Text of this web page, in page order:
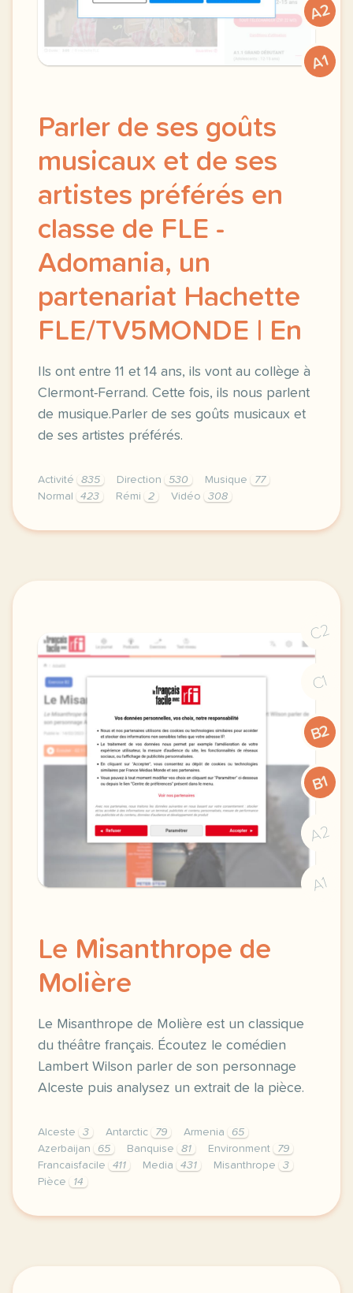
A2
A1
Parler de ses goûts
musicaux et de ses
artistes préférés en
classe de FLE -
Adomania, un
partenariat Hachette
FLE/TV5MONDE | En
Ils ont entre 11 et 14 ans, ils vont au collège à
Clermont-Ferrand. Cette fois, ils nous parlent
de musique.Parler de ses goûts musicaux et
de ses artistes préférés.
Activité 835 Direction 530 Musique
77
Normal
423 Rémi 2 Vidéo 308
didomi host didomi components button cursor
C2
C1
B2
B1
A2
A1
Le Misanthrope de
Molière
Le Misanthrope de Molière est un classique
du théâtre français. Écoutez le comédien
Lambert Wilson parler de son personnage
Alceste puis analysez un extrait de la pièce.
Alceste 3 Antarctic 79 Armenia
65
Azerbaijan
65 Banquise 81 Environment
79
Francaisfacile
411 Media 431 Misanthrope
3
Pièce
14
exercice b2 le misanthrope de moliere le